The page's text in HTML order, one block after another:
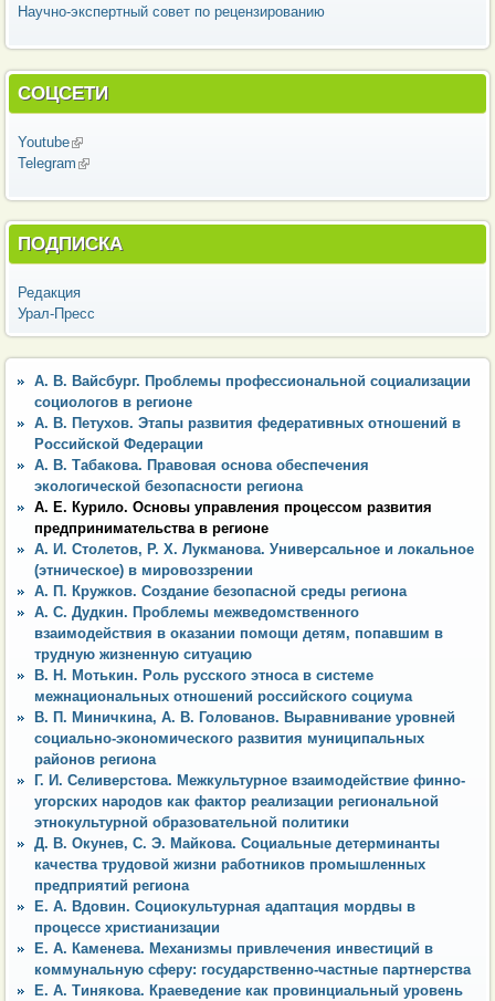
Научно-экспертный совет по рецензированию
СОЦСЕТИ
Youtube(внешняя ссылка)
Telegram (внешняя ссылка)
ПОДПИСКА
Редакция
Урал-Пресс
А. В. Вайсбург. Проблемы профессиональной социализации
социологов в регионе
А. В. Петухов. Этапы развития федеративных отношений в
Российской Федерации
А. В. Табакова. Правовая основа обеспечения
экологической безопасности региона
А. Е. Курило. Основы управления процессом развития
предпринимательства в регионе
А. И. Столетов, Р. Х. Лукманова. Универсальное и локальное
(этническое) в мировоззрении
А. П. Кружков. Создание безопасной среды региона
А. С. Дудкин. Проблемы межведомственного
взаимодействия в оказании помощи детям, попавшим в
трудную жизненную ситуацию
В. Н. Мотькин. Роль русского этноса в системе
межнациональных отношений российского социума
В. П. Миничкина, А. В. Голованов. Выравнивание уровней
социально-экономического развития муниципальных
районов региона
Г. И. Селиверстова. Межкультурное взаимодействие финно-
угорских народов как фактор реализации региональной
этнокультурной образовательной политики
Д. В. Окунев, С. Э. Майкова. Социальные детерминанты
качества трудовой жизни работников промышленных
предприятий региона
Е. А. Вдовин. Социокультурная адаптация мордвы в
процессе христианизации
Е. А. Каменева. Механизмы привлечения инвестиций в
коммунальную сферу: государственно-частные партнерства
Е. А. Тинякова. Краеведение как провинциальный уровень